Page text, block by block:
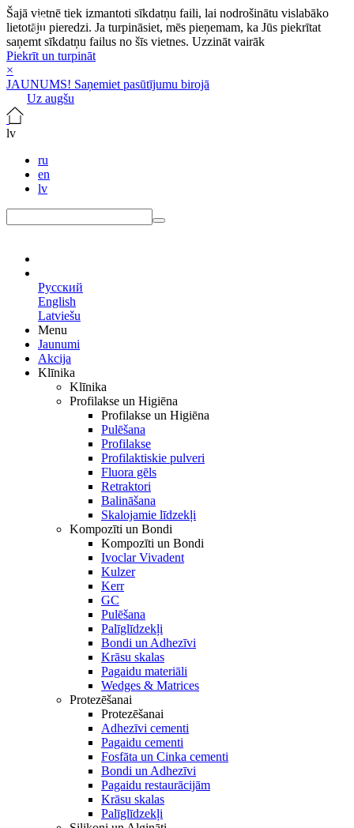
Šajā vietnē tiek izmantoti sīkdatņu faili, lai nodrošinātu vislabāko
lietotāju pieredzi. Ja turpināsiet, mēs pieņemam, ka Jūs piekrītat
saņemt sīkdatņu failus no šīs vietnes. Uzzināt vairāk
Piekrīt un turpināt
×
JAUNUMS! Saņemiet pasūtījumu birojā
Uz augšu
lv
ru
en
lv
Русский
English
Latviešu
Menu
Jaunumi
Akcija
Klīnika
Klīnika
Profilakse un Higiēna
Profilakse un Higiēna
Pulēšana
Profilakse
Profilaktiskie pulveri
Fluora gēls
Retraktori
Balināšana
Skalojamie līdzekļi
Kompozīti un Bondi
Kompozīti un Bondi
Ivoclar Vivadent
Kulzer
Kerr
GC
Pulēšana
Palīglīdzekļi
Bondi un Adhezīvi
Krāsu skalas
Pagaidu materiāli
Wedges & Matrices
Protezēšanai
Protezēšanai
Adhezīvi cementi
Pagaidu cementi
Fosfāta un Cinka cementi
Bondi un Adhezīvi
Pagaidu restaurācijām
Krāsu skalas
Palīglīdzekļi